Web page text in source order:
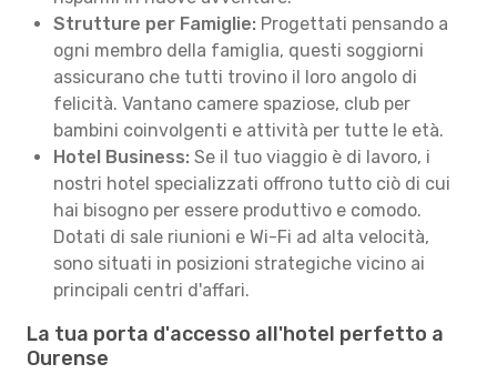
Strutture per Famiglie: Progettati pensando a
ogni membro della famiglia, questi soggiorni
assicurano che tutti trovino il loro angolo di
felicità. Vantano camere spaziose, club per
bambini coinvolgenti e attività per tutte le età.
Hotel Business: Se il tuo viaggio è di lavoro, i
nostri hotel specializzati offrono tutto ciò di cui
hai bisogno per essere produttivo e comodo.
Dotati di sale riunioni e Wi-Fi ad alta velocità,
sono situati in posizioni strategiche vicino ai
principali centri d'affari.
La tua porta d'accesso all'hotel perfetto a
Ourense